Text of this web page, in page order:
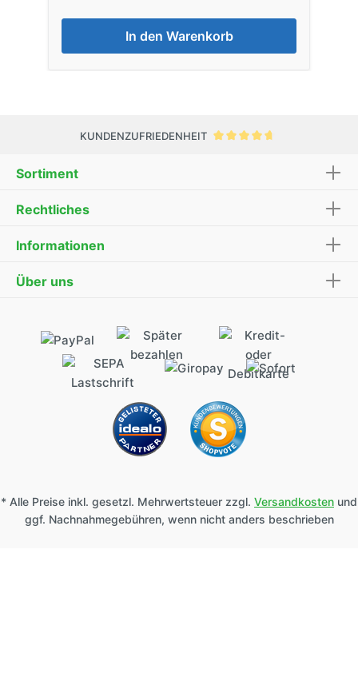
In den Warenkorb
KUNDENZUFRIEDENHEIT
Sortiment
Rechtliches
Informationen
Über uns
* Alle Preise inkl. gesetzl. Mehrwertsteuer zzgl. Versandkosten und
ggf. Nachnahmegebühren, wenn nicht anders beschrieben